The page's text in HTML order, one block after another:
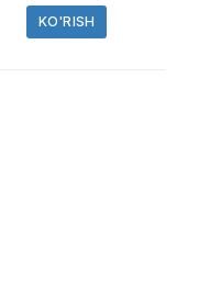
KO'RISH